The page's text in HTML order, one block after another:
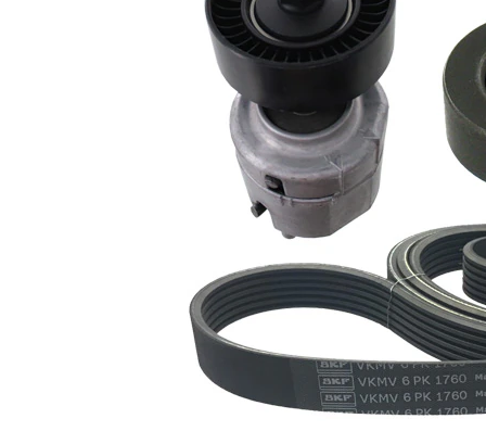
Nu sunt
disponibile
substante
SVHC
EPDM
(etilen
propilen
dienă
cauciuc)
Listă de piese de schimb
articol
Cantitate
curea distributie
1
ghidare/conducere,
curea transmisie
VKM
Curea transmisie
cu caneluri
VKMV
6PK1936
1